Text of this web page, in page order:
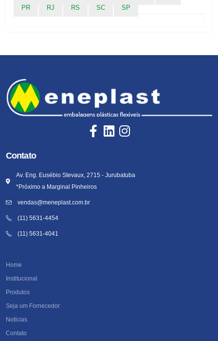
PR
RJ RS SC SP
Contato
Av. Eng. Eusébio Stevaux, 2715 - Jurubatuba
*Próximo a Marginal Pinheiros
vendas@meneplast.com.br
(11) 5631-4454
(11) 5631-4041
Home
Institucional
Produtos
Seja um Fornecedor
Notícias
Contato